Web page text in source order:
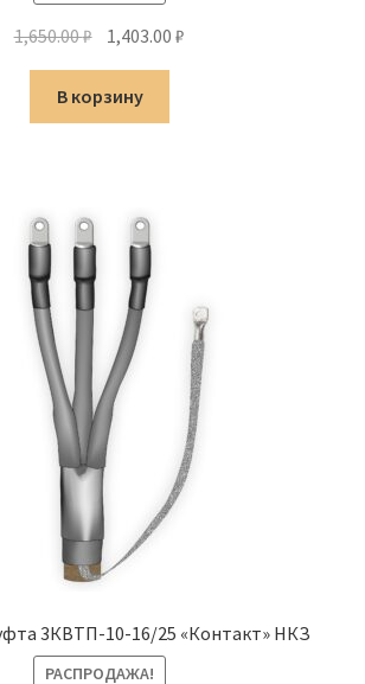
1,650.00₽ Первоначальная
цена
составляла
1,650.00 ₽.
1,403.00₽
В корзину
3КВТП-10-16/25 «Контакт» НКЗ
РАСПРОДАЖА!